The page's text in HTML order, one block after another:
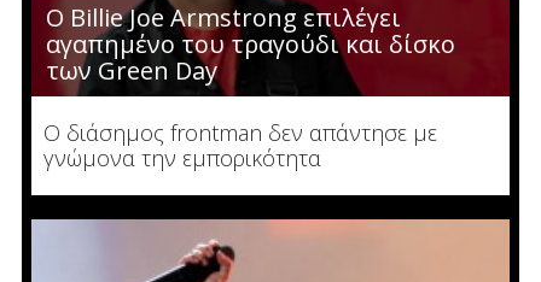
O Billie Joe Armstrong επιλέγει
αγαπημένο του τραγούδι και δίσκο
των Green Day
Ο διάσημος frontman δεν απάντησε με
γνώμονα την εμπορικότητα